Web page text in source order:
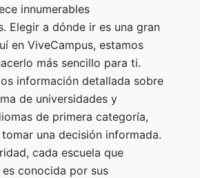
innumerables
Elegir a dónde ir es una gran
en ViveCampus, estamos
más sencillo para ti.
información detallada sobre
de universidades y
de primera categoría,
una decisión informada.
cada escuela que
conocida por sus